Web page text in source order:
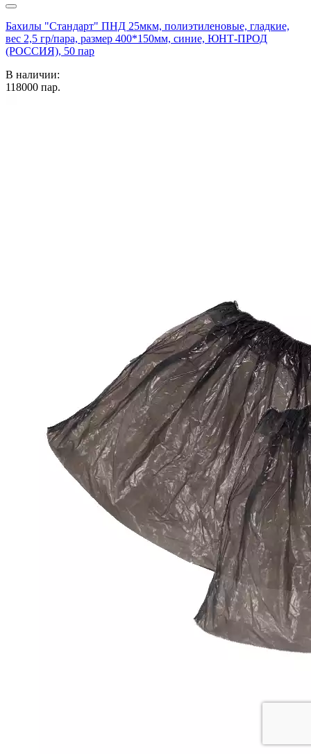
Бахилы "Стандарт" ПНД 25мкм, полиэтиленовые, гладкие,
вес 2,5 гр/пара, размер 400*150мм, синие, ЮНТ-ПРОД
(РОССИЯ), 50 пар
В наличии:
118000 пар.